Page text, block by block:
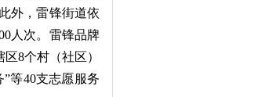
外，雷锋街道依
人次。雷锋品牌
8个村（社区）
等40支志愿服务